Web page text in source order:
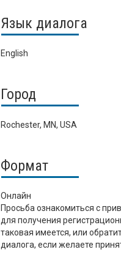
Язык диалога
English
Город
Rochester, MN, USA
Формат
Онлайн
Просьба ознакомиться с
для получения
таковая имеется, или
диалога, если желаете